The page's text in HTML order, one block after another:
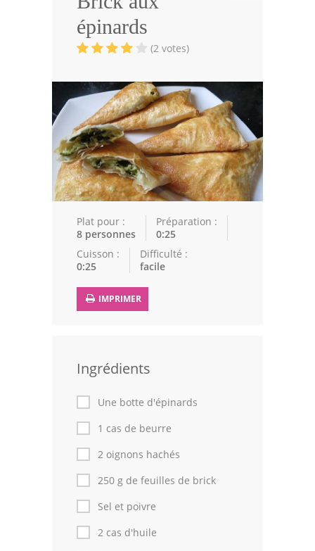
Volailles
Cuisines Orientales
Recettes marocaine
Cuisine Algérienne
Cuisine Tunisienne
Cuisine Juive
Cuisine Libanaise
Astuces de cuisine
Fêtes Religieuses
Chefs
Forum
Thèmes
Espace Personnel
épinards
(2 votes)
Plat pour :
8 personnes
Préparation :
0:25
Cuisson :
0:25
Difficulté :
facile
IMPRIMER
Ingrédients
Une botte d'épinards
1 cas de beurre
2 oignons hachés
250 g de feuilles de brick
Sel et poivre
2 cas d'huile